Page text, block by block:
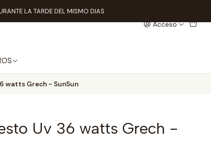
Acceso
LA TARDE DEL MISMO DIAS
watts Grech - SunSun
Uv 36 watts Grech -